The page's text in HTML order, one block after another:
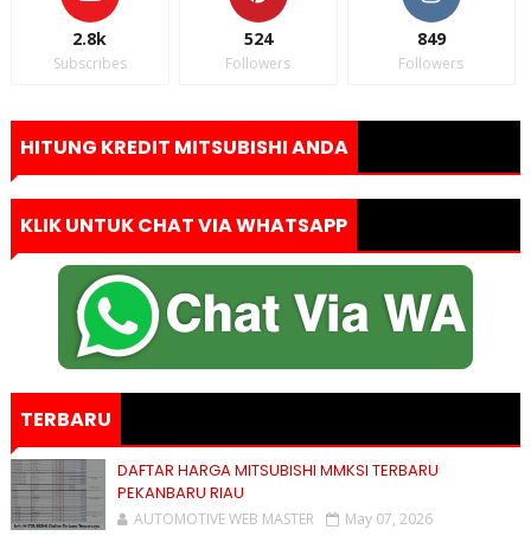
2.8k
Subscribes
524
Followers
849
Followers
HITUNG KREDIT MITSUBISHI ANDA
KLIK UNTUK CHAT VIA WHATSAPP
TERBARU
DAFTAR HARGA MITSUBISHI MMKSI TERBARU
PEKANBARU RIAU
AUTOMOTIVE WEB MASTER May 07, 2026